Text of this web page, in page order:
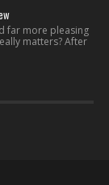
far more pleasing
matters? After